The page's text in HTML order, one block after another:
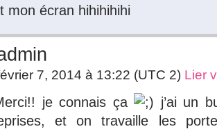
mon écran hihihihihi
7, 2014 à 13:22 (UTC 2) Lier
je connais ça
j’ai un
et on travaille les